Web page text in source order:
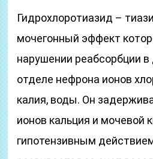
Гидрохлоротиазид –
мочегонный эффект
нарушении реабсорбции
отделе нефрона ионов
калия, воды. Он
ионов кальция и мочевой
гипотензивным